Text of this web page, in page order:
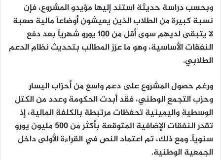
وبحسب دراسة حديثة استند إليها مؤيدو المشروع، فإن
نسبة كبيرة من الطلاب الذين يعيشون أوضاعاً مالية صعبة
لا يتبقى لديهم سوى أقل من 100 يورو شهرياً بعد دفع
النفقات الأساسية، وهو ما عزز المطالب بتحديث نظام الدعم
الطلابي.
ورغم حصول المشروع على دعم واسع من أحزاب اليسار
وحزب التجمع الوطني، فقد أبدت الحكومة وعدد من الكتل
الوسطية واليمينية تحفظات مرتبطة بالكلفة المالية، إذ
تقدر النفقات الإضافية المتوقعة بأكثر من 500 مليون يورو
سنوياً. ومع ذلك، تم اعتماد النص في القراءة الأولى داخل
الجمعية الوطنية.